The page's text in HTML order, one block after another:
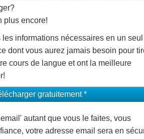
plus encore!
les informations nécessaires en un seul
dont vous aurez jamais besoin pour
cours de langue et ont la meilleure
gratuitement *
autant que vous le faites, vous
votre adresse email sera en